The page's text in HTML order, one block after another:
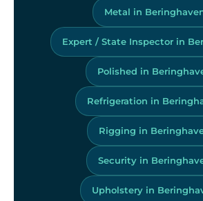
Metal in
Expert / State Inspector in
Polished in
Refrigeration in
Rigging in
Security in
Upholstery in